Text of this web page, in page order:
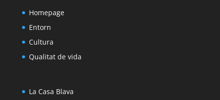
Homepage
Entorn
Cultura
Qualitat de vida
La Casa Blava